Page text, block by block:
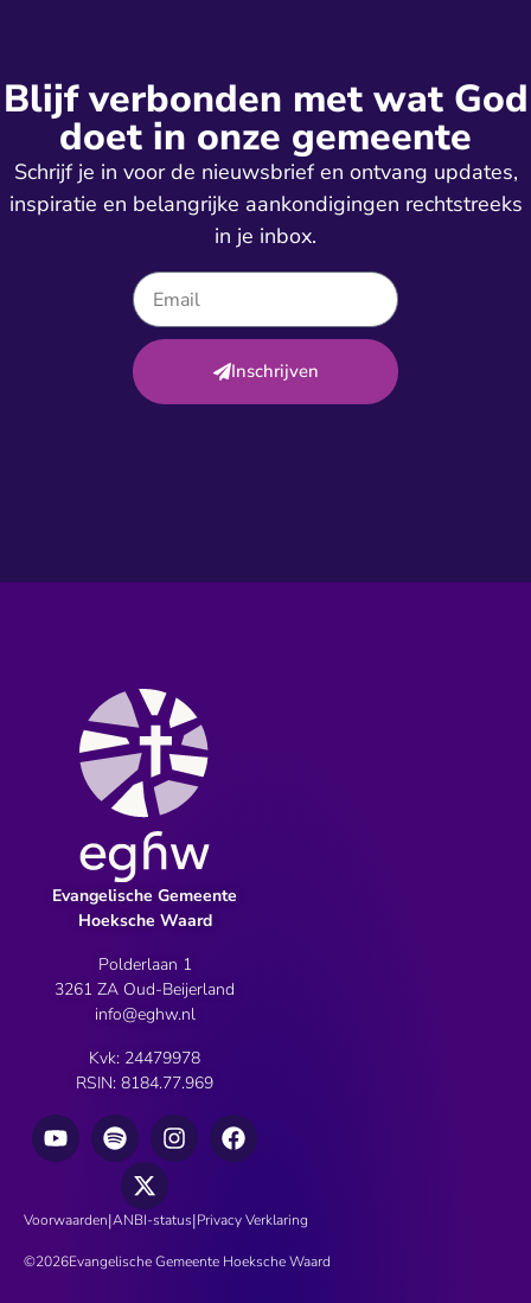
Blijf verbonden met wat God
doet in onze gemeente
Schrijf je in voor de nieuwsbrief en ontvang updates,
inspiratie en belangrijke aankondigingen rechtstreeks
in je inbox.
Inschrijven
Evangelische Gemeente
Hoeksche Waard
Polderlaan 1
3261 ZA Oud-Beijerland
info@eghw.nl
Kvk: 24479978
RSIN: 8184.77.969
Voorwaarden|ANBI-status|Privacy Verklaring
©2026Evangelische Gemeente Hoeksche Waard